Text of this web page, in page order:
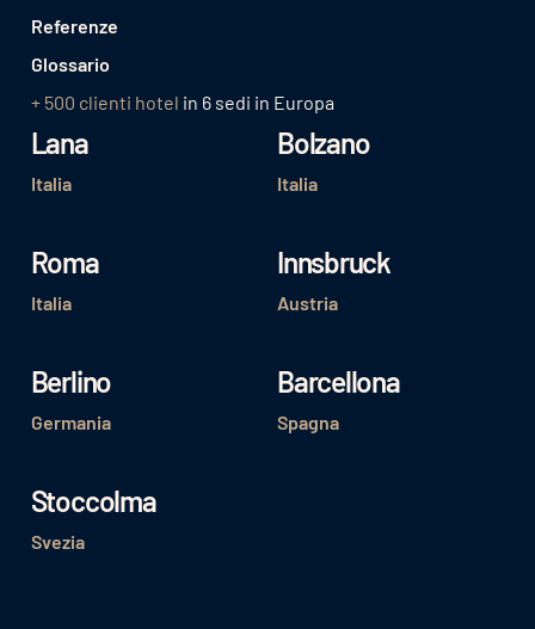
Referenze
Glossario
+ 500 clienti hotel in 6 sedi in Europa
Lana
Italia
Bolzano
Italia
Roma
Italia
Innsbruck
Austria
Berlino
Germania
Barcellona
Spagna
Stoccolma
Svezia